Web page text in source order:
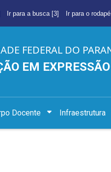
Ir para a busca [3] Ir para o
FEDERAL DO
EM
Docente Infraestrutura